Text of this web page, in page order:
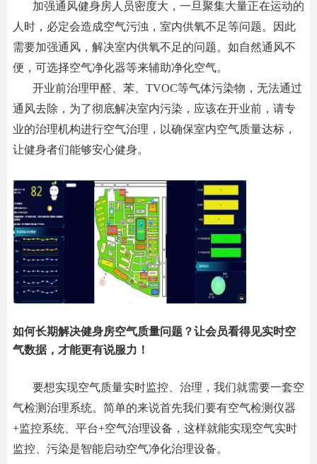
加强通风健身房人员密度大，一旦聚集大量正在运动的
人时，必定会造成空气污浊，室内供氧不足等问题。因此
需要加强通风，解决室内供氧不足的问题。如自然通风不
便，可选择空气净化器等来辅助净化空气。
开业前治理甲醛、苯、TVOC等气体污染物，无法通过
通风去除，为了彻底解决室内污染，应该在开业前，请专
业的治理机构进行空气治理，以确保室内空气质量达标，
让健身者们能够安心健身。
如何长期解决健身房空气质量问题？让会员看得见实时空
气数据，才能更有说服力！
要想实现空气质量实时监控、治理，我们就需要一套空
气检测治理系统。简单的来说首先我们要有空气检测仪器
+监控系统、平台+空气治理设备，这样就能实现空气实时
监控、污染是智能启动空气净化治理设备。